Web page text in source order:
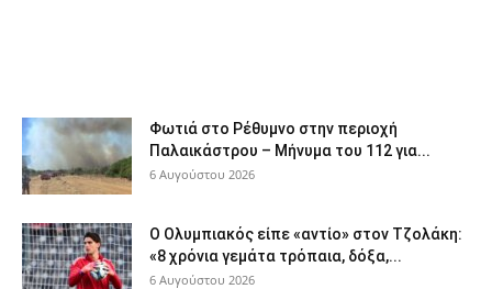
Φωτιά στο Ρέθυμνο στην περιοχή
Παλαικάστρου – Μήνυμα του 112 για...
6 Αυγούστου 2026
Ο Ολυμπιακός είπε «αντίο» στον Τζολάκη:
«8 χρόνια γεμάτα τρόπαια, δόξα,...
6 Αυγούστου 2026